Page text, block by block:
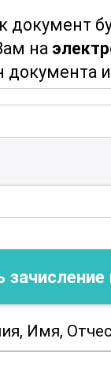
ему стать
способным
вклад в
документ
на
документа
для
трек-
.
Имя,